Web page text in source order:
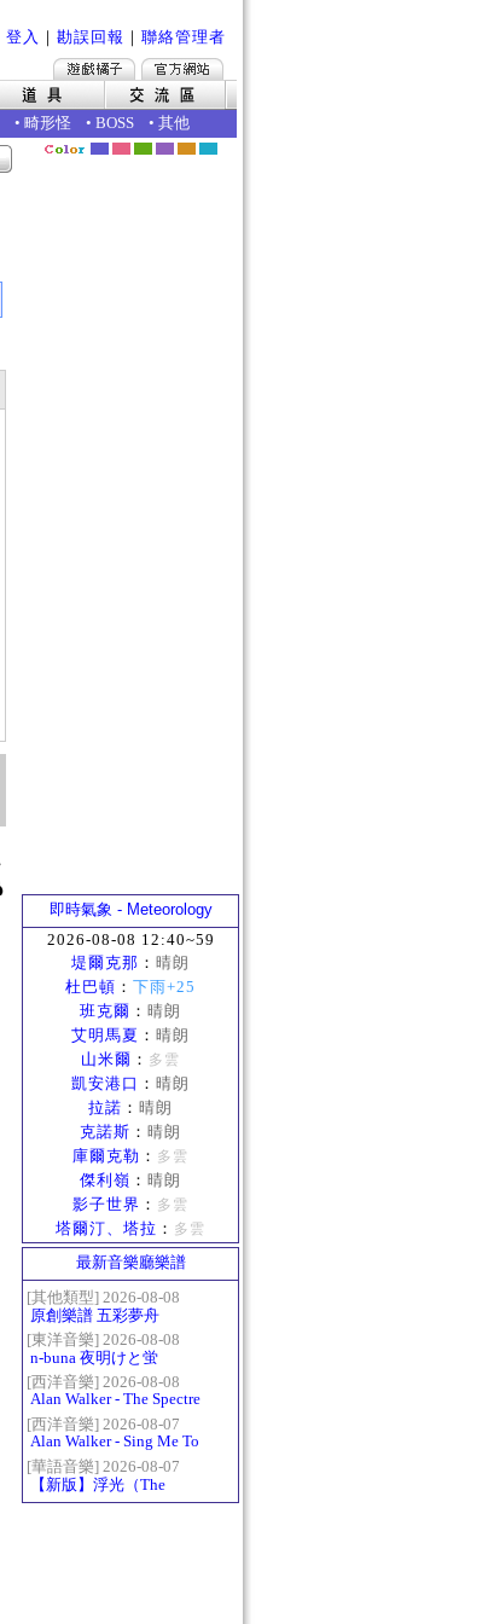
登入 ｜ 勘誤回報 ｜ 聯絡管理者
• 畸形怪 • BOSS • 其他
即時氣象 - Meteorology
2026-08-08 12:40~59
堤爾克那 ： 晴朗
杜巴頓 ： 下雨+25
班克爾 ： 晴朗
艾明馬夏 ： 晴朗
山米爾 ： 多雲
凱安港口 ： 晴朗
拉諾 ： 晴朗
克諾斯 ： 晴朗
庫爾克勒 ： 多雲
傑利嶺 ： 晴朗
影子世界 ： 多雲
塔爾汀、塔拉 ： 多雲
最新音樂廳樂譜
[其他類型] 2026-08-08
原創樂譜 五彩夢舟
[東洋音樂] 2026-08-08
n-buna 夜明けと蛍
[西洋音樂] 2026-08-08
Alan Walker - The Spectre
[西洋音樂] 2026-08-07
Alan Walker - Sing Me To
Sleep
[華語音樂] 2026-08-07
【新版】浮光（The
History）：六和弦